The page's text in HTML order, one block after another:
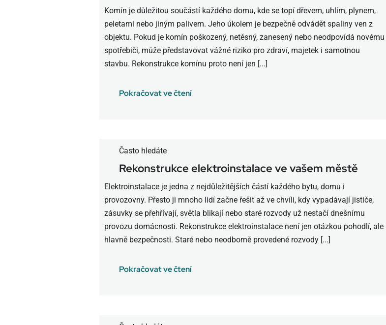
Komín je důležitou součástí každého domu, kde se topí dřevem, uhlím, plynem,
peletami nebo jiným palivem. Jeho úkolem je bezpečně odvádět spaliny ven z
objektu. Pokud je komín poškozený, netěsný, zanesený nebo neodpovídá novému
spotřebiči, může představovat vážné riziko pro zdraví, majetek i samotnou
stavbu. Rekonstrukce komínu proto není jen [...]
Pokračovat ve čtení
Často hledáte
Rekonstrukce elektroinstalace ve vašem městě
Elektroinstalace je jedna z nejdůležitějších částí každého bytu, domu i
provozovny. Přesto ji mnoho lidí začne řešit až ve chvíli, kdy vypadávají jističe,
zásuvky se přehřívají, světla blikají nebo staré rozvody už nestačí dnešnímu
provozu domácnosti. Rekonstrukce elektroinstalace není jen otázkou pohodlí, ale
hlavně bezpečnosti. Staré nebo neodborně provedené rozvody [...]
Pokračovat ve čtení